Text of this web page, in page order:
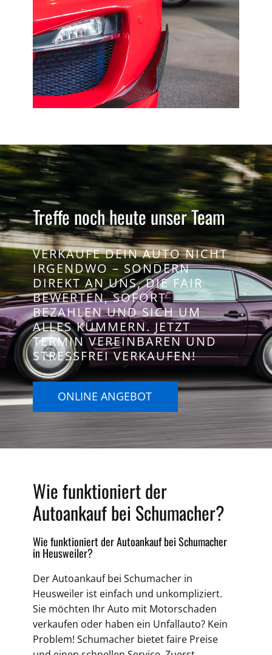
Treffe noch heute unser Team
VERKAUFE DEIN AUTO NICHT
IRGENDWO – SONDERN
DIREKT AN UNS, DIE FAIR
BEWERTEN, SOFORT
BEZAHLEN UND SICH UM
ALLES KÜMMERN. JETZT
TERMIN VEREINBAREN UND
STRESSFREI VERKAUFEN!
ONLINE ANGEBOT
Wie funktioniert der
Autoankauf bei Schumacher?
Wie funktioniert der Autoankauf bei Schumacher
in Heusweiler?
Der Autoankauf bei Schumacher in
Heusweiler ist einfach und unkompliziert.
Sie möchten Ihr Auto mit Motorschaden
verkaufen oder haben ein Unfallauto? Kein
Problem! Schumacher bietet faire Preise